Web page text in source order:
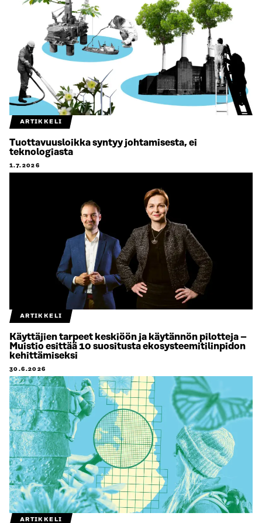
ARTIKKELI
Tuottavuusloikka syntyy johtamisesta, ei
teknologiasta
1.7.2026
ARTIKKELI
Käyttäjien tarpeet keskiöön ja käytännön pilotteja –
Muistio esittää 10 suositusta ekosysteemitilinpidon
kehittämiseksi
30.6.2026
ARTIKKELI